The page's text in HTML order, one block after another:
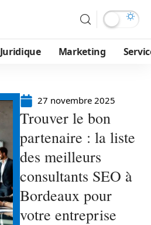
Juridique Marketing
27 novembre 2025
Trouver le bon
partenaire : la liste
des meilleurs
consultants SEO à
Bordeaux pour
votre entreprise